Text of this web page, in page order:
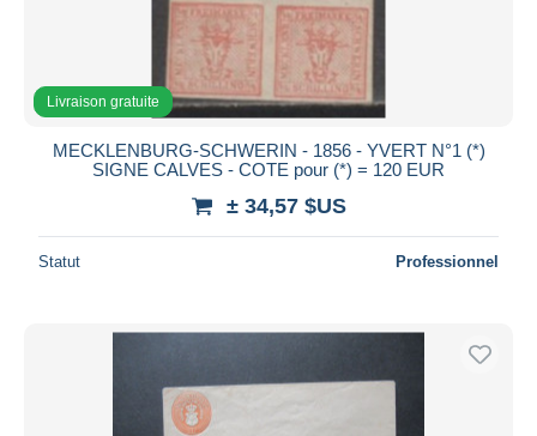
Livraison gratuite
MECKLENBURG-SCHWERIN - 1856 - YVERT N°1 (*)
SIGNE CALVES - COTE pour (*) = 120 EUR
± 34,57 $US
Statut Professionnel